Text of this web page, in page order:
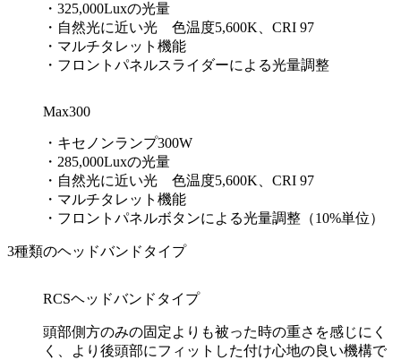
・325,000Luxの光量
・自然光に近い光 色温度5,600K、CRI 97
・マルチタレット機能
・フロントパネルスライダーによる光量調整
Max300
・キセノンランプ300W
・285,000Luxの光量
・自然光に近い光 色温度5,600K、CRI 97
・マルチタレット機能
・フロントパネルボタンによる光量調整（10%単位）
3種類のヘッドバンドタイプ
RCSヘッドバンドタイプ
頭部側方のみの固定よりも被った時の重さを感じにく
く、より後頭部にフィットした付け心地の良い機構で